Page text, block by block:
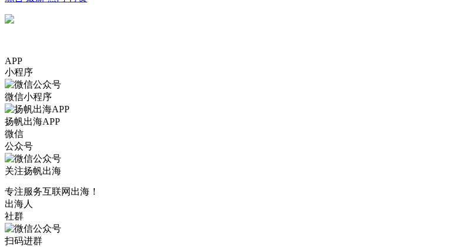
APP
小程序
微信小程序
扬帆出海APP
微信
公众号
关注扬帆出海
专注服务互联网出海！
出海人
社群
扫码进群